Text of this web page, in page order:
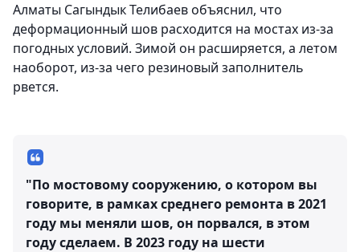
Алматы Сагындык Телибаев объяснил, что
деформационный шов расходится на мостах из-за
погодных условий. Зимой он расширяется, а летом
наоборот, из-за чего резиновый заполнитель
рвется.
"По мостовому сооружению, о котором вы
говорите, в рамках среднего ремонта в 2021
году мы меняли шов, он порвался, в этом
году сделаем. В 2023 году на шести